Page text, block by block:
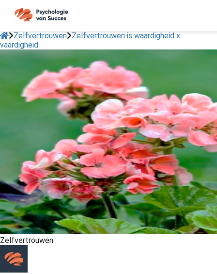
Zelfvertrouwen
Zelfvertrouwen is waardigheid x
vaardigheid
Zelfvertrouwen